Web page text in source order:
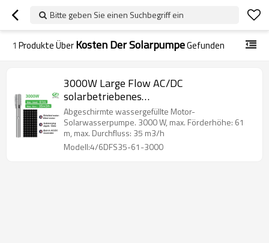
Bitte geben Sie einen Suchbegriff ein
1 Produkte ÜberKosten Der SolarpumpeGefunden
3000W Large Flow AC/DC
solarbetriebenes
Brunnenpumpensystem 5 PS
Solarpumpenpreis Solarbohrpumpe für
Bewässerung Hersteller von
Solarpumpen
Abgeschirmte wassergefüllte Motor-
Solarwasserpumpe. 3000 W, max. Förderhöhe: 61
m, max. Durchfluss: 35 m3/h
Modell:4/6DFS35-61-3000